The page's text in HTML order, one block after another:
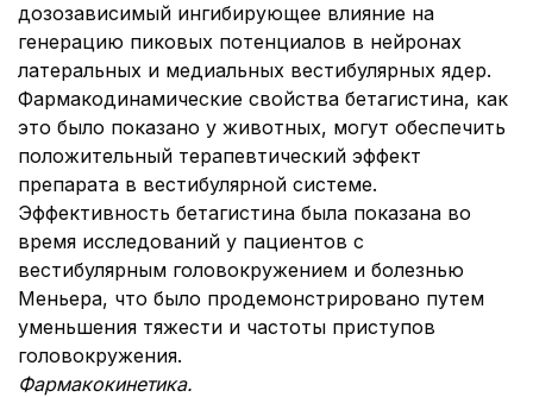
дозозависимый ингибирующее влияние на
генерацию пиковых потенциалов в нейронах
латеральных и медиальных вестибулярных ядер.
Фармакодинамические свойства бетагистина, как
это было показано у животных, могут обеспечить
положительный терапевтический эффект
препарата в вестибулярной системе.
Эффективность бетагистина была показана во
время исследований у пациентов с
вестибулярным головокружением и болезнью
Меньера, что было продемонстрировано путем
уменьшения тяжести и частоты приступов
головокружения.
Фармакокинетика.